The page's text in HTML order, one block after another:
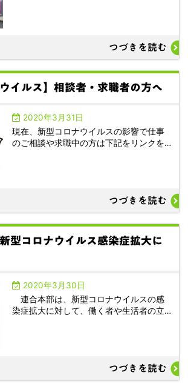
つづきを読む
イルス】相談者・求職者の方へ
2020年3月31日
現在、新型コロナウイルスの影響で仕事
のご相談や求職中の方は下記をリンクを…
つづきを読む
型コロナウイルス感染症拡大に
2020年3月30日
連合本部は、新型コロナウイルスの感
染症拡大に対して、働く者や生活者の立…
つづきを読む